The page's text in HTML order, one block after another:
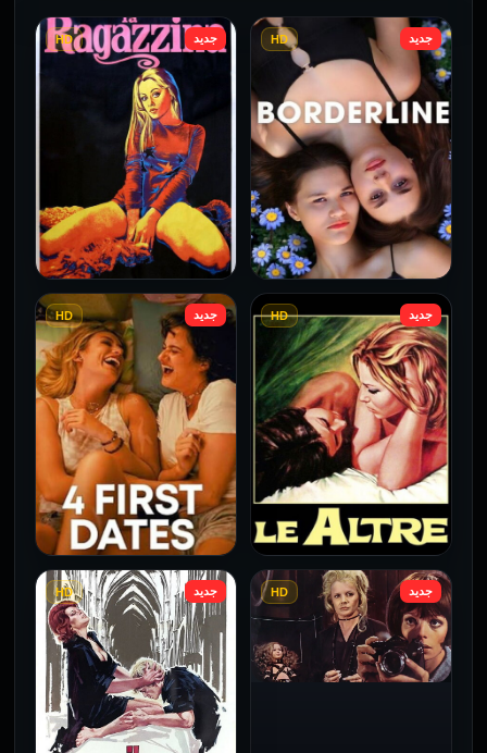
جديد HD
فيلم Borderline مترجم
للكبار فقط
2026
جديد HD
فيلم Monika مترجم للكبار
فقط
2026
جديد HD
فيلم Le altre مترجم للكبار
فقط
2026
جديد HD
فيلم 4 First Dates مترجم
للكبار فقط
2026
جديد HD جديد HD